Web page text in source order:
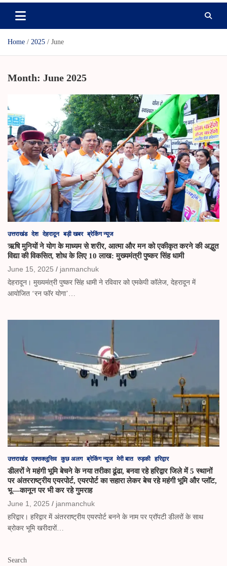
Home 2025 June
Month: June 2025
उत्तराखंड देश देहरादून बड़ी खबर ब्रेकिंग न्यूज
ऋषि मुनियों ने योग के माध्यम से शरीर, आत्मा और मन को एकीकृत करने की अद्भुत
विद्या की विकसित, शोध के लिए 10 लाख: मुख्यमंत्री पुष्कर सिंह धामी
June 15, 2025
janmanchuk
देहरादून। मुख्यमंत्री पुष्कर सिंह धामी ने रविवार को एमकेपी कॉलेज, देहरादून में
आयोजित ‘रन फॉर योगा’…
उत्तराखंड एक्सक्लूसिव कुछ अलग ब्रेकिंग न्यूज मेरी बात रुड़की हरिद्वार
डीलरों ने महंगी भूमि बेचने के नया तरीका ढूंढा, बनवा रहे हरिद्वार जिले में 5 स्थानों
पर अंतरराष्ट्रीय एयरपोर्ट, एयरपोर्ट का सहारा लेकर बेच रहे महंगी भूमि और प्लॉट,
भू—कानून पर भी कर रहे गुमराह
June 1, 2025
janmanchuk
हरिद्वार। हरिद्वार में अंतरराष्ट्रीय एयरपोर्ट बनने के नाम पर प्रॉपटी डीलरों के साथ
ब्रोकर भूमि खरीदारों…
Search